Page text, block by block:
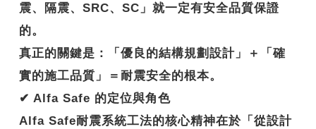
震、隔震、SRC、SC」就一定有安全品質保證
的。
真正的關鍵是：
「優良的結構規劃設計」＋「確
實的施工品質」＝耐震安全的根本。
✔ Alfa Safe 的定位與角色
Alfa Safe耐震系統工法的核心精神在於「從設計